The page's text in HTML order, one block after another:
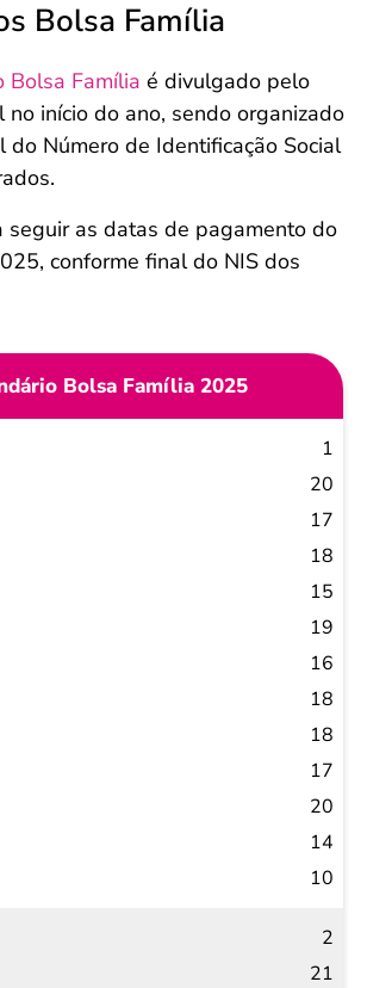
Bolsa Família
Bolsa Família é divulgado pelo
início do ano, sendo organizado
do Número de Identificação Social
seguir as datas de pagamento do
conforme final do NIS dos
Bolsa Família 2025
1
20
17
18
15
19
16
18
18
17
20
14
10
2
21